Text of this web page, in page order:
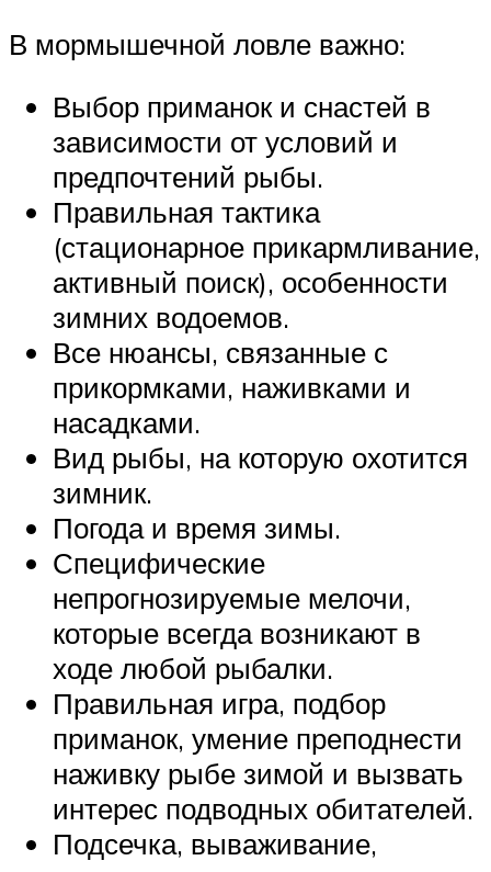
В мормышечной ловле важно:
Выбор приманок и снастей в
зависимости от условий и
предпочтений рыбы.
Правильная тактика
(стационарное прикармливание,
активный поиск), особенности
зимних водоемов.
Все нюансы, связанные с
прикормками, наживками и
насадками.
Вид рыбы, на которую охотится
зимник.
Погода и время зимы.
Специфические
непрогнозируемые мелочи,
которые всегда возникают в
ходе любой рыбалки.
Правильная игра, подбор
приманок, умение преподнести
наживку рыбе зимой и вызвать
интерес подводных обитателей.
Подсечка, вываживание,